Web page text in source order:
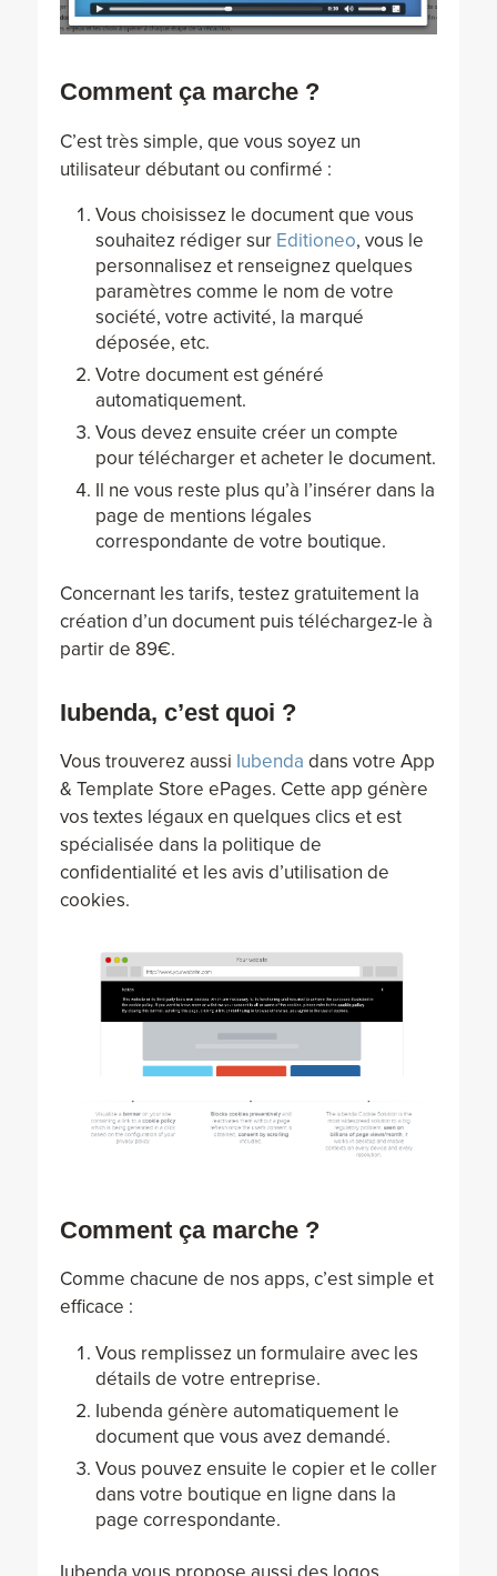
Comment ça marche ?
C’est très simple, que vous soyez un
utilisateur débutant ou confirmé :
Vous choisissez le document que vous
souhaitez rédiger sur Editioneo, vous le
personnalisez et renseignez quelques
paramètres comme le nom de votre
société, votre activité, la marqué
déposée, etc.
Votre document est généré
automatiquement.
Vous devez ensuite créer un compte
pour télécharger et acheter le document.
Il ne vous reste plus qu’à l’insérer dans la
page de mentions légales
correspondante de votre boutique.
Concernant les tarifs, testez gratuitement la
création d’un document puis téléchargez-le à
partir de 89€.
Iubenda, c’est quoi ?
Vous trouverez aussi Iubenda dans votre App
& Template Store ePages. Cette app génère
vos textes légaux en quelques clics et est
spécialisée dans la politique de
confidentialité et les avis d’utilisation de
cookies.
Comment ça marche ?
Comme chacune de nos apps, c’est simple et
efficace :
Vous remplissez un formulaire avec les
détails de votre entreprise.
Iubenda génère automatiquement le
document que vous avez demandé.
Vous pouvez ensuite le copier et le coller
dans votre boutique en ligne dans la
page correspondante.